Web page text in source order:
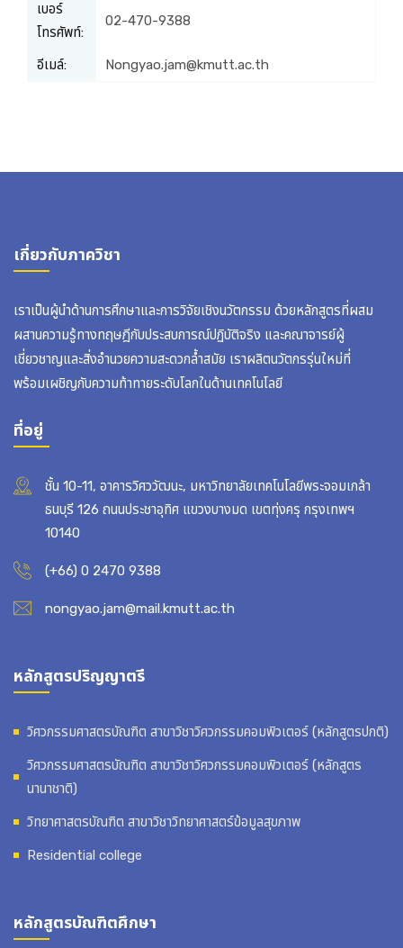
เบอร์
โทรศัพท์:
02-470-9388
อีเมล์: Nongyao.jam@kmutt.ac.th
เกี่ยวกับภาควิชา
เราเป็นผู้นำด้านการศึกษาและการวิจัยเชิงนวัตกรรม ด้วยหลักสูตรที่ผสม
ผสานความรู้ทางทฤษฎีกับประสบการณ์ปฏิบัติจริง และคณาจารย์ผู้
เชี่ยวชาญและสิ่งอำนวยความสะดวกล้ำสมัย เราผลิตนวัตกรรุ่นใหม่ที่
พร้อมเผชิญกับความท้าทายระดับโลกในด้านเทคโนโลยี
ที่อยู่
ชั้น 10-11, อาคารวิศววัฒนะ, มหาวิทยาลัยเทคโนโลยีพระจอมเกล้า
ธนบุรี 126 ถนนประชาอุทิศ แขวงบางมด เขตทุ่งครุ กรุงเทพฯ
10140
(+66) 0 2470 9388
nongyao.jam@mail.kmutt.ac.th
หลักสูตรปริญญาตรี
วิศวกรรมศาสตรบัณฑิต สาขาวิชาวิศวกรรมคอมพิวเตอร์ (หลักสูตรปกติ)
วิศวกรรมศาสตรบัณฑิต สาขาวิชาวิศวกรรมคอมพิวเตอร์ (หลักสูตร
นานาชาติ)
วิทยาศาสตรบัณฑิต สาขาวิชาวิทยาศาสตร์ข้อมูลสุขภาพ
Residential college
หลักสูตรบัณฑิตศึกษา